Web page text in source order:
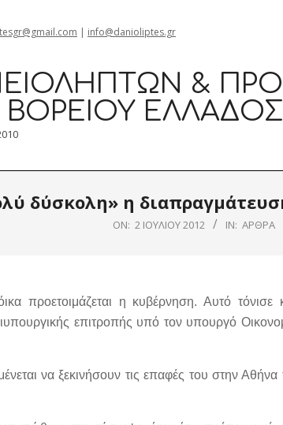
| info@danioliptes.gr
&
ΕΛΛΆΔΟΣ
δύσκολη» η
ON: 2 ΙΟΥΛΊΟΥ 2012 IN: ΆΡΘΡΑ
προετοιμάζεται η κυβέρνηση. Αυτό τόνισε
επιτροπής υπό τον υπουργό
να ξεκινήσουν τις επαφές του στην